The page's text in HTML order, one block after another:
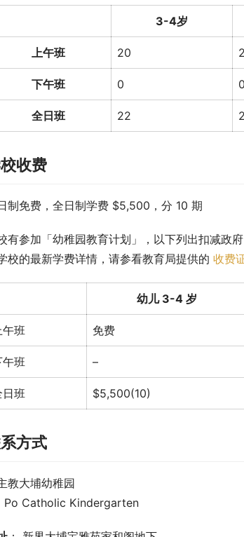
3-4岁
上午班 20
下午班 0 0
全日班 22
收费
制免费，全日制学费 $5,500，分 10 期
有参加「幼稚园教育计划」，以下列出扣减政
校的最新学费详情，请参看教育局提供的 收费
幼儿 3-4 岁
午班 免费
午班 –
日班 $5,500(10)
方式
教大埔幼稚园
Po Catholic Kindergarten